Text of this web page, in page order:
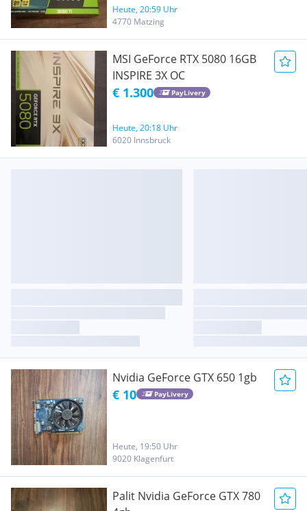
Heute, 20:59 Uhr
4770 Matzing
MSI GeForce RTX 5080 16GB
INSPIRE 3X OC
€ 1.300 PayLivery
Heute, 20:18 Uhr
6020 Innsbruck
Nvidia GeForce GTX 650 1gb
€ 10 PayLivery
Heute, 19:50 Uhr
9020 Klagenfurt
Palit Nvidia GeForce GTX 780